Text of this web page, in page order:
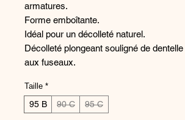
armatures.
Forme emboîtante.
Idéal pour un décolleté naturel.
Décolleté plongeant souligné de dentelle
aux fuseaux.
pour un porter invisible et un confort
optimal.
Taille *
95 B 90 C 95 C